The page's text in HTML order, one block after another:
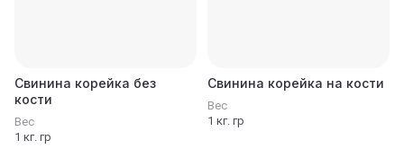
Свинина корейка без
кости
Вес
1 кг. гр
Свинина корейка на кости
Вес
1 кг. гр